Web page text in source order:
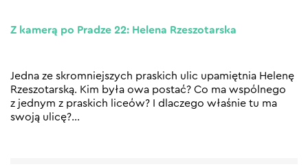
Z kamerą po Pradze 22: Helena Rzeszotarska
Jedna ze skromniejszych praskich ulic upamiętnia Helenę
Rzeszotarską. Kim była owa postać? Co ma wspólnego
z jednym z praskich liceów? I dlaczego właśnie tu ma
swoją ulicę?…